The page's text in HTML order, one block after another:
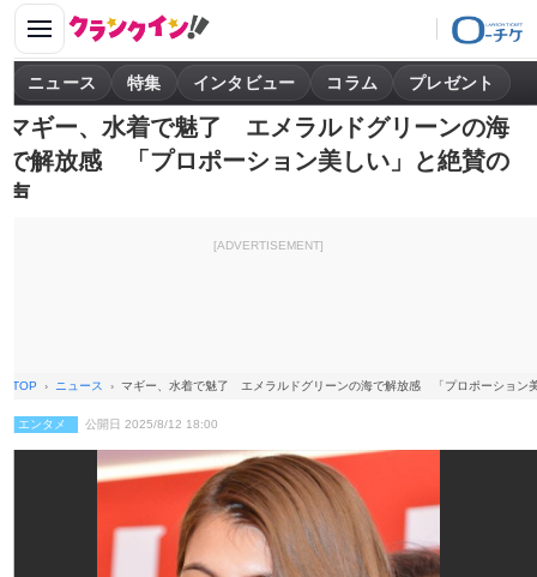
ニュース 特集 インタビュー コラム プレゼント
マギー、水着で魅了 エメラルドグリーンの海
で解放感 「プロポーション美しい」と絶賛の
声
[ADVERTISEMENT]
TOP ニュース マギー、水着で魅了 エメラルドグリーンの海で解放感 「プロポーション
エンタメ 公開日 2025/8/12 18:00